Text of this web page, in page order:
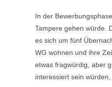
In der
Tampere gehen würde.
es sich um fünf
WG wohnen und ihre
etwas fragwürdig, aber
interessiert sein